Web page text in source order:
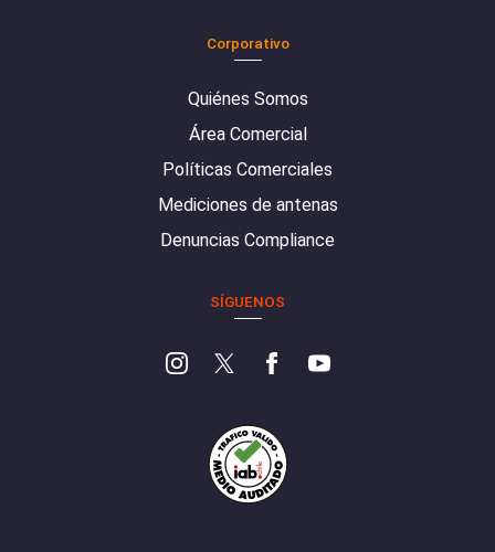
Corporativo
Quiénes Somos
Área Comercial
Políticas Comerciales
Mediciones de antenas
Denuncias Compliance
SÍGUENOS